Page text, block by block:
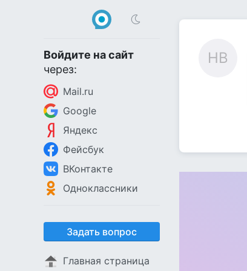
Войдите на сайт
через:
Mail.ru
Google
Яндекс
Фейсбук
ВКонтакте
Одноклассники
Задать вопрос
Главная страница
НВ